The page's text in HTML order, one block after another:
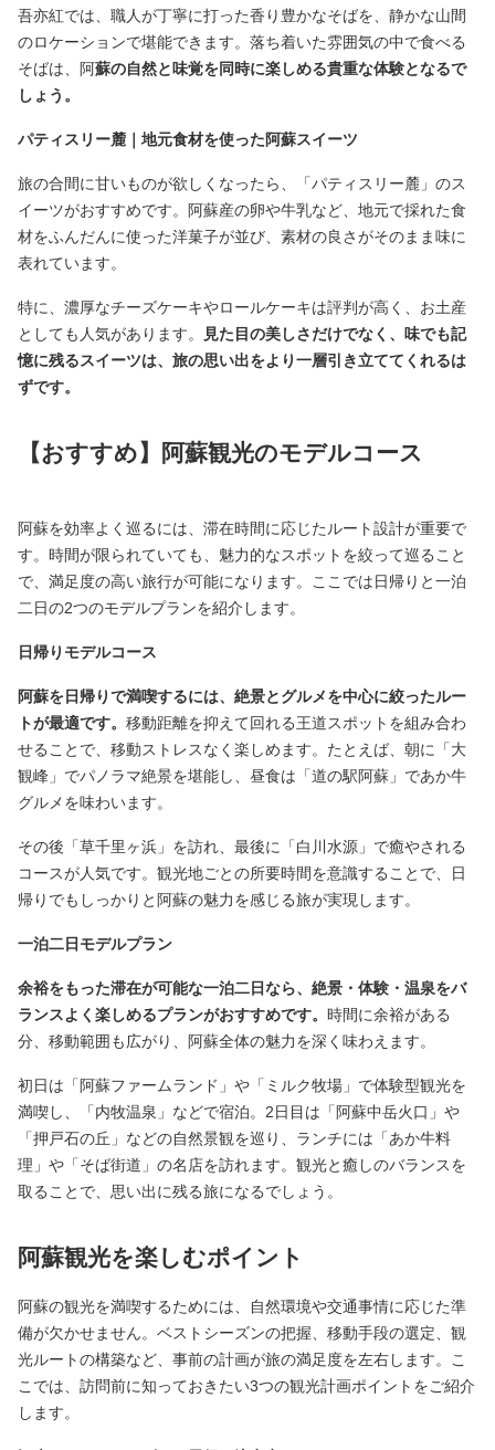
吾亦紅では、職人が丁寧に打った香り豊かなそばを、静かな山間
のロケーションで堪能できます。落ち着いた雰囲気の中で食べる
そばは、阿蘇の自然と味覚を同時に楽しめる貴重な体験となるで
しょう。
パティスリー麓｜地元食材を使った阿蘇スイーツ
旅の合間に甘いものが欲しくなったら、「パティスリー麓」のス
イーツがおすすめです。阿蘇産の卵や牛乳など、地元で採れた食
材をふんだんに使った洋菓子が並び、素材の良さがそのまま味に
表れています。
特に、濃厚なチーズケーキやロールケーキは評判が高く、お土産
としても人気があります。
見た目の美しさだけでなく、味でも記
憶に残るスイーツは、旅の思い出をより一層引き立ててくれるは
ずです。
【おすすめ】阿蘇観光のモデルコース
阿蘇を効率よく巡るには、滞在時間に応じたルート設計が重要で
す。時間が限られていても、魅力的なスポットを絞って巡ること
で、満足度の高い旅行が可能になります。ここでは日帰りと一泊
二日の2つのモデルプランを紹介します。
日帰りモデルコース
阿蘇を日帰りで満喫するには、絶景とグルメを中心に絞ったルー
トが最適です。 移動距離を抑えて回れる王道スポットを組み合わ
せることで、移動ストレスなく楽しめます。たとえば、朝に「大
観峰」でパノラマ絶景を堪能し、昼食は「道の駅阿蘇」であか牛
グルメを味わいます。
その後「草千里ヶ浜」を訪れ、最後に「白川水源」で癒やされる
コースが人気です。観光地ごとの所要時間を意識することで、日
帰りでもしっかりと阿蘇の魅力を感じる旅が実現します。
一泊二日モデルプラン
余裕をもった滞在が可能な一泊二日なら、絶景・体験・温泉をバ
ランスよく楽しめるプランがおすすめです。 時間に余裕がある
分、移動範囲も広がり、阿蘇全体の魅力を深く味わえます。
初日は「阿蘇ファームランド」や「ミルク牧場」で体験型観光を
満喫し、「内牧温泉」などで宿泊。2日目は「阿蘇中岳火口」や
「押戸石の丘」などの自然景観を巡り、ランチには「あか牛料
理」や「そば街道」の名店を訪れます。観光と癒しのバランスを
取ることで、思い出に残る旅になるでしょう。
阿蘇観光を楽しむポイント
阿蘇の観光を満喫するためには、自然環境や交通事情に応じた準
備が欠かせません。ベストシーズンの把握、移動手段の選定、観
光ルートの構築など、事前の計画が旅の満足度を左右します。こ
こでは、訪問前に知っておきたい3つの観光計画ポイントをご紹介
します。